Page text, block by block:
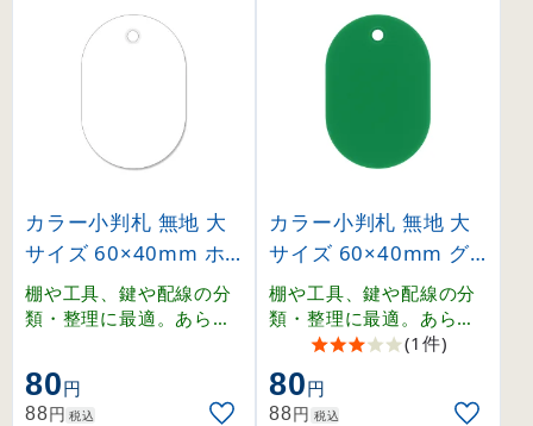
カラー小判札 無地 大
サイズ 60×40mm ホ
ワイト (200021)
棚や工具、鍵や配線の分
類・整理に最適。あらゆ
ール製の無地小判札。
80円
88円 税込
カラー小判札 無地 大
サイズ 60×40mm グ
リーン (200022)
棚や工具、鍵や配線の分
類・整理に最適。あらゆ
る場面で活躍するスチロ
ール製の無地小判札。
(1件)
80円
88円 税込